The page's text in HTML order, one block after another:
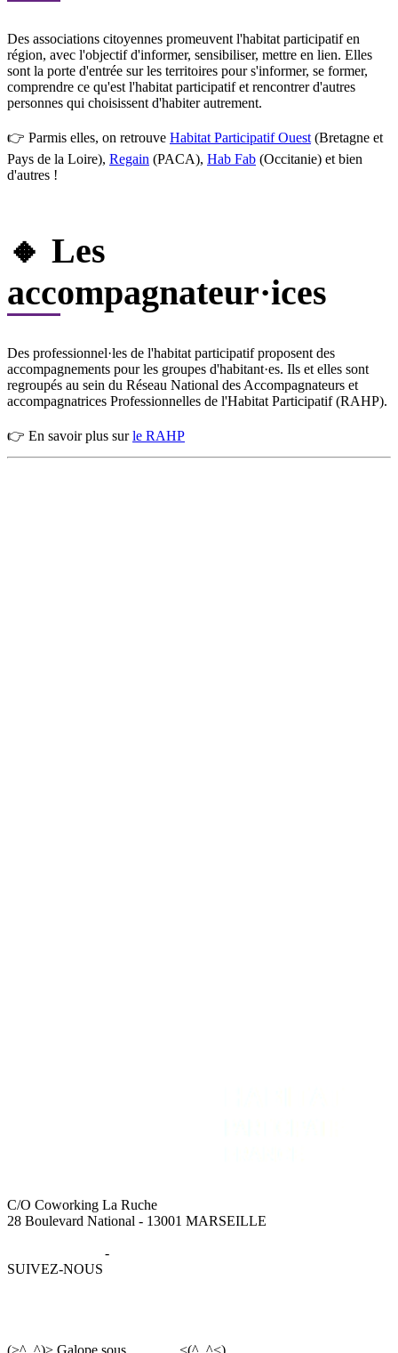
Des associations citoyennes promeuvent l'habitat participatif en
région, avec l'objectif d'informer, sensibiliser, mettre en lien. Elles
sont la porte d'entrée sur les territoires pour s'informer, se former,
comprendre ce qu'est l'habitat participatif et rencontrer d'autres
personnes qui choisissent d'habiter autrement.
👉 Parmis elles, on retrouve Habitat Participatif Ouest(Bretagne et
Pays de la Loire), Regain (PACA), Hab Fab (Occitanie) et bien
d'autres !
🔸 Les
accompagnateur·ices
Des professionnel·les de l'habitat participatif proposent des
accompagnements pour les groupes d'habitant·es. Ils et elles sont
regroupés au sein du Réseau National des Accompagnateurs et
accompagnatrices Professionnelles de l'Habitat Participatif (RAHP).
👉 En savoir plus surle RAHP
C/O Coworking La Ruche
28 Boulevard National - 13001 MARSEILLE
-
SUIVEZ-NOUS
(>^_^)> Galope sous <(^_^<)